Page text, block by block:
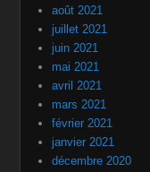
août 2021
juillet 2021
juin 2021
mai 2021
avril 2021
mars 2021
février 2021
janvier 2021
décembre 2020